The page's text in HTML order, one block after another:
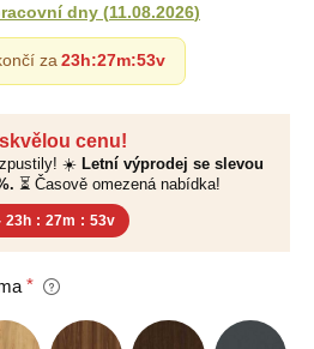
cenu!
☀️ Letní výprodej se slevou
⏳ Časově omezená nabídka!
23h : 27m : 52v
dny (11.08.2026)
za 23h:27m:52v